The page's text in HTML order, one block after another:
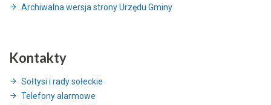
Archiwalna wersja strony Urzędu Gminy
Kontakty
Sołtysi i rady sołeckie
Telefony alarmowe